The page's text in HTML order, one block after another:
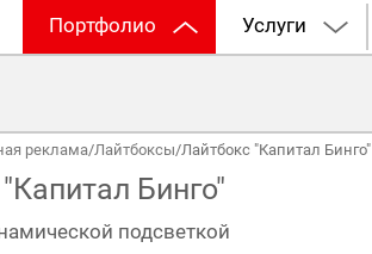
Портфолио Услуги
реклама/Лайтбоксы/Лайтбокс "Капитал Бинго"
Бинго"
подсветкой